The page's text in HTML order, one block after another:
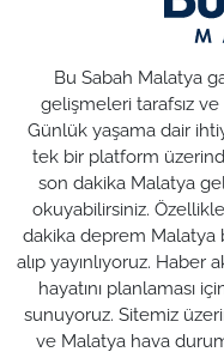
Bu Sabah Malatya
gelişmeleri tarafsız ve
Günlük yaşama dair
tek bir platform
son dakika Malatya
okuyabilirsiniz.
dakika deprem Malatya
alıp yayınlıyoruz. Haber
hayatını planlaması
sunuyoruz. Sitemiz
ve Malatya hava